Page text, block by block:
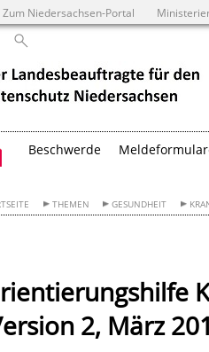
Zum Niedersachsen-Portal
Beschwerde
THEMEN GESUNDHEIT
2, März